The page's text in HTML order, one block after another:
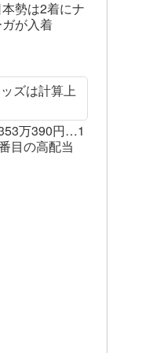
勢は2着にナ
が入着
ズは計算上
万390円…1
目の高配当